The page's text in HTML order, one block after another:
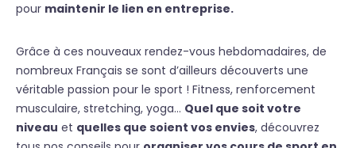
pour maintenir le lien en entreprise.
Grâce à ces nouveaux rendez-vous hebdomadaires, de
nombreux Français se sont d’ailleurs découverts une
véritable passion pour le sport ! Fitness, renforcement
musculaire, stretching, yoga… Quel que soit votre
niveau et quelles que soient vos envies, découvrez